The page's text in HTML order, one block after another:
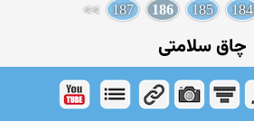
184
185
186
187
>>
چاق سلامتى